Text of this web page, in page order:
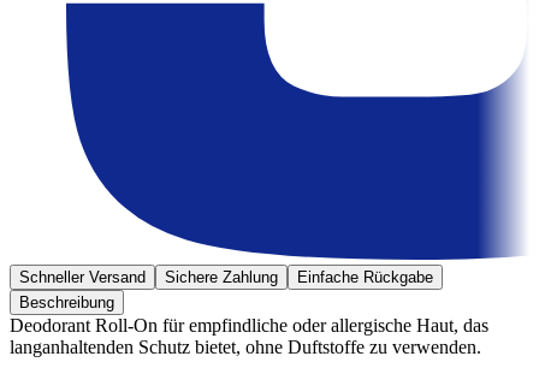
Schneller Versand Sichere Zahlung
Einfache Rückgabe
Beschreibung
Deodorant Roll-On für empfindliche oder allergische Haut, das
langanhaltenden Schutz bietet, ohne Duftstoffe zu verwenden.